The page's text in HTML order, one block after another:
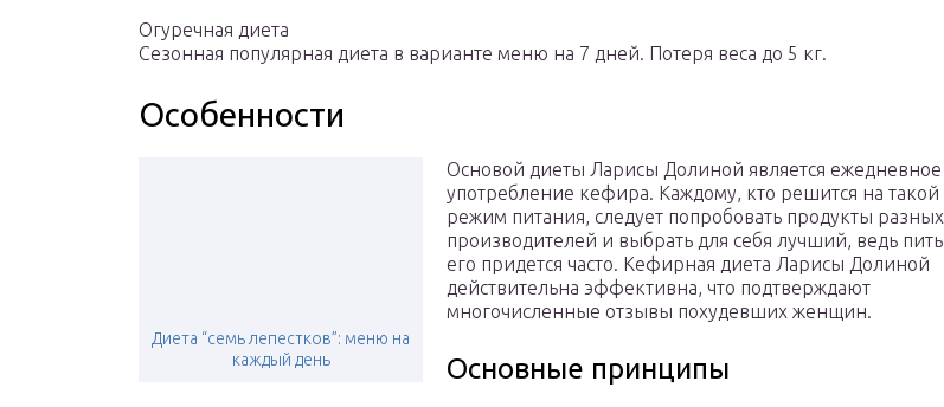
Огуречная диета
Сезонная популярная диета в варианте меню на 7 дней. Потеря веса до 5 кг.
Особенности
Диета “семь лепестков”: меню на
каждый день
Основой диеты Ларисы Долиной является ежедневное
употребление кефира. Каждому, кто решится на такой
режим питания, следует попробовать продукты разных
производителей и выбрать для себя лучший, ведь пить
его придется часто. Кефирная диета Ларисы Долиной
действительна эффективна, что подтверждают
многочисленные отзывы похудевших женщин.
Основные принципы